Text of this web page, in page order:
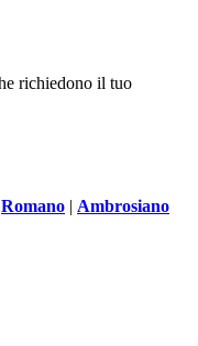
richiedono il tuo
Romano | Ambrosiano